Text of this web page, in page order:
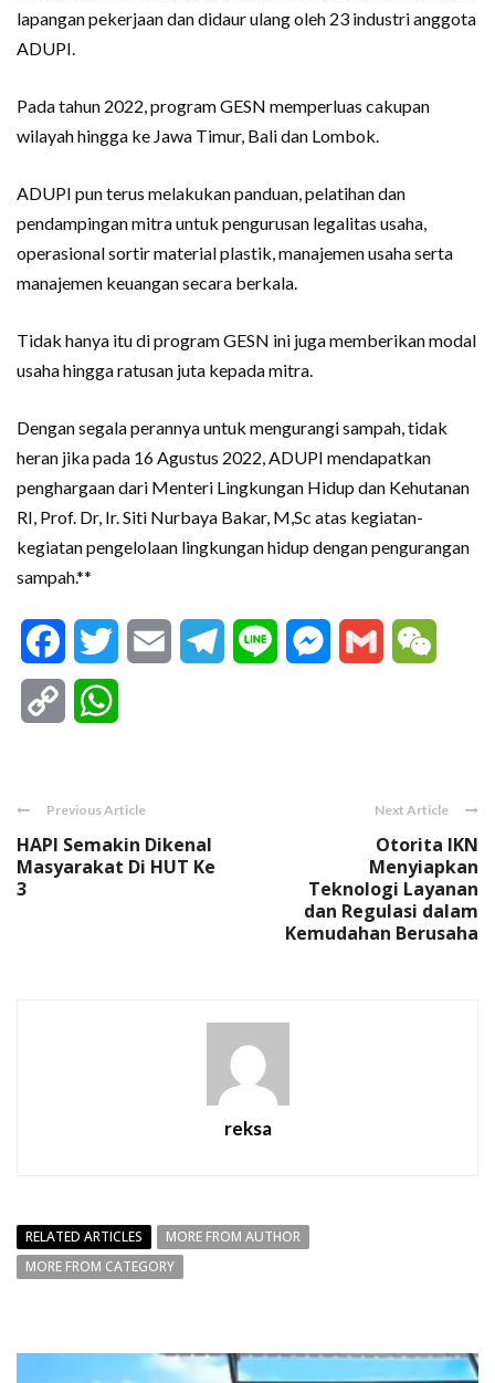
lapangan pekerjaan dan didaur ulang oleh 23 industri anggota
ADUPI.
Pada tahun 2022, program GESN memperluas cakupan
wilayah hingga ke Jawa Timur, Bali dan Lombok.
ADUPI pun terus melakukan panduan, pelatihan dan
pendampingan mitra untuk pengurusan legalitas usaha,
operasional sortir material plastik, manajemen usaha serta
manajemen keuangan secara berkala.
Tidak hanya itu di program GESN ini juga memberikan modal
usaha hingga ratusan juta kepada mitra.
Dengan segala perannya untuk mengurangi sampah, tidak
heran jika pada 16 Agustus 2022, ADUPI mendapatkan
penghargaan dari Menteri Lingkungan Hidup dan Kehutanan
RI, Prof. Dr, Ir. Siti Nurbaya Bakar, M,Sc atas kegiatan-
kegiatan pengelolaan lingkungan hidup dengan pengurangan
sampah.**
FacebookTwitter Email Telegram
Line Messenger
Gmail
Copy
Previous Article
HAPI Semakin Dikenal
Masyarakat Di HUT Ke
3
Next Article
Otorita IKN
Menyiapkan
Teknologi Layanan
dan Regulasi dalam
Kemudahan Berusaha
reksa
RELATED ARTICLES
MORE FROM AUTHOR
MORE FROM CATEGORY